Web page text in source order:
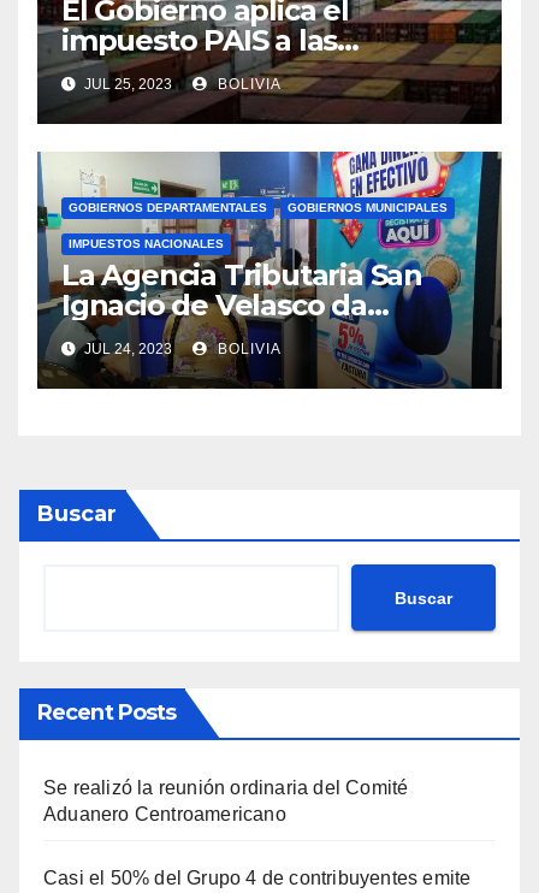
El Gobierno aplica el
impuesto PAIS a las
importaciones de algunos
bienes y servicios
JUL 25, 2023 BOLIVIA
GOBIERNOS DEPARTAMENTALES GOBIERNOS MUNICIPALES
IMPUESTOS NACIONALES
La Agencia Tributaria San
Ignacio de Velasco da
asistencia tributaria a
municipios aledaño
JUL 24, 2023 BOLIVIA
Buscar
Buscar
Recent Posts
Se realizó la reunión ordinaria del Comité
Aduanero Centroamericano
Casi el 50% del Grupo 4 de contribuyentes emite